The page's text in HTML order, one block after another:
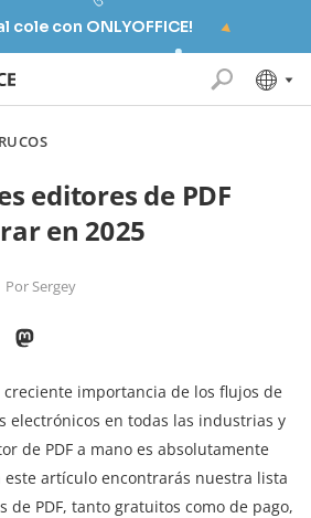
cole con ONLYOFFICE!
editores de PDF
en 2025
Por Sergey
importancia de los flujos de
electrónicos en todas las industrias y
de PDF a mano es absolutamente
este artículo encontrarás nuestra lista
de PDF, tanto gratuitos como de pago,